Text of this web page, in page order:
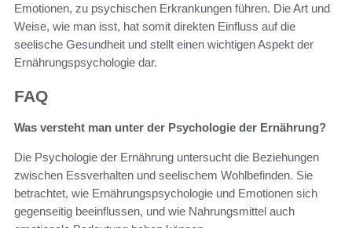
Emotionen, zu psychischen Erkrankungen führen. Die Art und
Weise, wie man isst, hat somit direkten Einfluss auf die
seelische Gesundheit und stellt einen wichtigen Aspekt der
Ernährungspsychologie dar.
FAQ
Was versteht man unter der Psychologie der Ernährung?
Die Psychologie der Ernährung untersucht die Beziehungen
zwischen Essverhalten und seelischem Wohlbefinden. Sie
betrachtet, wie Ernährungspsychologie und Emotionen sich
gegenseitig beeinflussen, und wie Nahrungsmittel auch